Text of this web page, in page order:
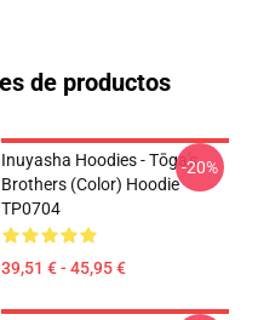
de productos
Inuyasha Hoodies - Tōga's
Brothers (color) Hoodie
TP0704
39,51 € - 45,95 €
-20%